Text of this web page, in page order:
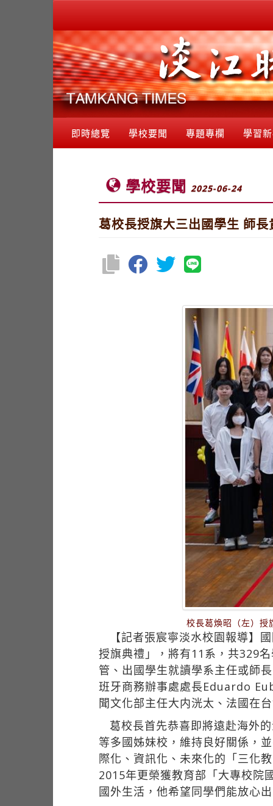
即時總覽 學校要聞 專題專欄 學習
學校要聞 2025-06-24
葛校長授旗大三出國學生 師
校長葛煥昭（左）授
【記者張宸寧淡水校園報導】
授旗典禮」，將有11系，共329
管、出國學生就讀學系主任或師
班牙商務辦事處處長Eduardo
聞文化部主任大内洸太、法國在
葛校長首先恭喜即將遠赴海外
等多國姊妹校，維持良好關係，
際化、資訊化、未來化的「三化
2015年更榮獲教育部「大專校院
國外生活，他希望同學們能放心